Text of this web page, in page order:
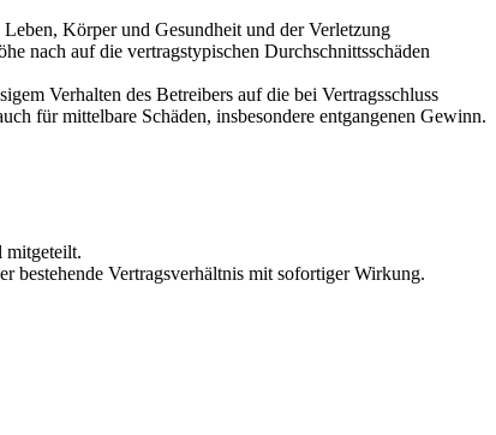
Körper und Gesundheit und der Verletzung
nach auf die vertragstypischen Durchschnittsschäden
Verhalten des Betreibers auf die bei Vertragsschluss
für mittelbare Schäden, insbesondere entgangenen Gewinn.
mitgeteilt.
bestehende Vertragsverhältnis mit sofortiger Wirkung.